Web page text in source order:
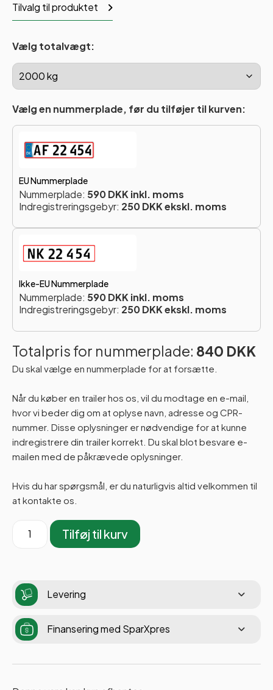
Tilvalg til produktet
Vælg totalvægt:
Vælg en nummerplade, før du tilføjer til kurven:
EU Nummerplade
Nummerplade: 590 DKK inkl. moms
Indregistreringsgebyr: 250 DKK ekskl. moms
Ikke-EU Nummerplade
Nummerplade: 590 DKK inkl. moms
Indregistreringsgebyr: 250 DKK ekskl. moms
Totalpris for nummerplade: 840 DKK
Du skal vælge en nummerplade for at forsætte.
Når du køber en trailer hos os, vil du modtage en e-mail,
hvor vi beder dig om at oplyse navn, adresse og CPR-
nummer. Disse oplysninger er nødvendige for at kunne
indregistrere din trailer korrekt. Du skal blot besvare e-
mailen med de påkrævede oplysninger.
Hvis du har spørgsmål, er du naturligvis altid velkommen til
at kontakte os.
Tilføj til kurv
Levering
Finansering med SparXpres